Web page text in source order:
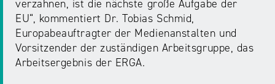
verzahnen, ist die nächste große Aufgabe der
EU“, kommentiert Dr. Tobias Schmid,
Europabeauftragter der Medienanstalten und
Vorsitzender der zuständigen Arbeitsgruppe, das
Arbeitsergebnis der ERGA.